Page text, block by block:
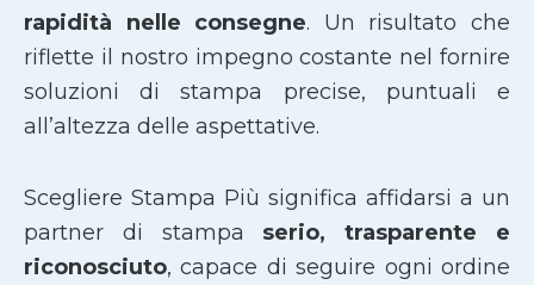
rapidità nelle consegne. Un risultato che
riflette il nostro impegno costante nel fornire
soluzioni di stampa precise, puntuali e
all’altezza delle aspettative.
Scegliere Stampa Più significa affidarsi a un
partner di stampa serio, trasparente e
riconosciuto, capace di seguire ogni ordine